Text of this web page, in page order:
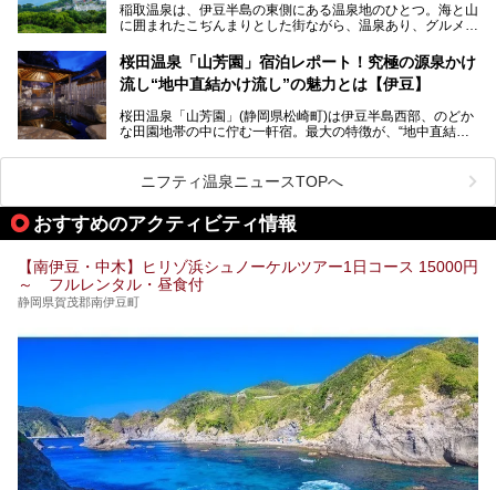
───
この記事はプレジャーリゾート 伊豆赤沢温泉のPR記事で
す。
る温泉施設も紹介します！
稲取温泉は、伊豆半島の東側にある温泉地のひとつ。海と山
に囲まれたこぢんまりとした街ながら、温泉あり、グルメあ
京からは約2時間30分、直通電車もありアクセスしやすいの
もうれしいところ。
入れる温泉施設、チェックしたい観光スポットやアクティビ
ティなどを一挙にまとめピックアップ。伊豆稲取温泉を訪れ
桜田温泉「山芳園」宿泊レポート！究極の源泉かけ
流し“地中直結かけ流し”の魅力とは【伊豆】
桜田温泉「山芳園」(静岡県松崎町)は伊豆半島西部、のどか
な田園地帯の中に佇む一軒宿。最大の特徴が、“地中直結か
地下に眠る源泉を加水・加温・消毒無し、さらには途中過程
で空気にも触れさせることなく浴槽まで提供。「究極の源泉
かけ流し」と言っても決して過言ではありません。
今回、桜田温泉「山芳園」の“温泉”を中心に、その魅力を詳
細レポート。また口コミの評判も非常に高い宿であり、客室
や食事も併せて徹底紹介します！
ニフティ温泉ニュースTOPへ
おすすめのアクティビティ情報
【南伊豆・中木】ヒリゾ浜シュノーケルツアー1日コース 15000円
～ フルレンタル・昼食付
静岡県賀茂郡南伊豆町